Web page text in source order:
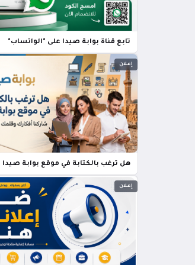
تابع قناة بوابة صيدا على "الواتساب"
إعلان
هل ترغب بالكتابة في موقع بوابة صيدا
إعلان